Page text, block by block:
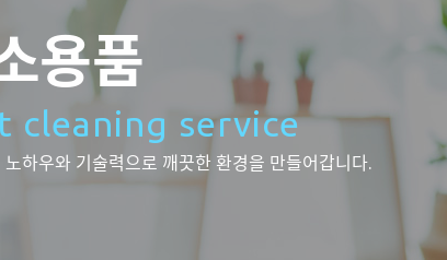
용품
cleaning service
노하우와 기술력으로 깨끗한 환경을 만들어갑니다.